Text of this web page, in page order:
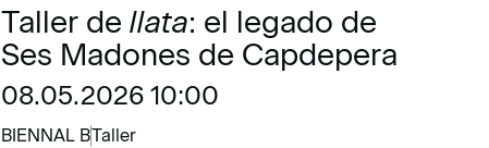
Taller de llata: el legado de
Ses Madones de Capdepera
08.05.2026 10:00
BIENNAL BTaller